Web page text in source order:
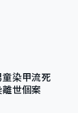
染甲流死
世個案